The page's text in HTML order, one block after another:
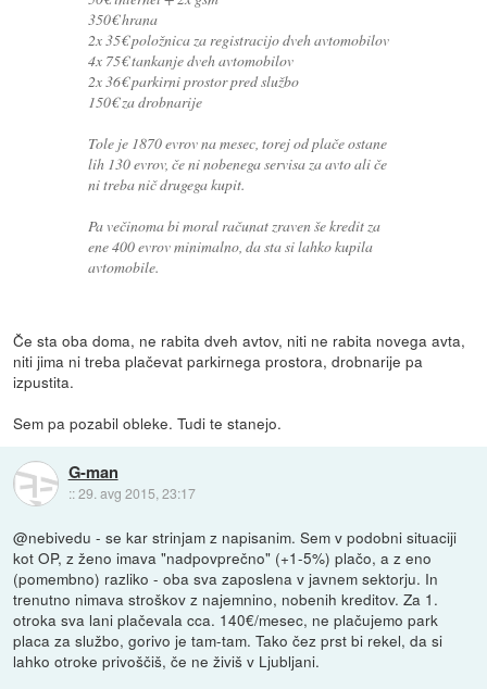
350€ hrana
2x 35€ položnica za registracijo dveh avtomobilov
4x 75€ tankanje dveh avtomobilov
2x 36€ parkirni prostor pred službo
150€ za drobnarije
Tole je 1870 evrov na mesec, torej od plače ostane
lih 130 evrov, če ni nobenega servisa za avto ali če
ni treba nič drugega kupit.
Pa večinoma bi moral računat zraven še kredit za
ene 400 evrov minimalno, da sta si lahko kupila
avtomobile.
Če sta oba doma, ne rabita dveh avtov, niti ne rabita novega avta,
niti jima ni treba plačevat parkirnega prostora, drobnarije pa
izpustita.
Sem pa pozabil obleke. Tudi te stanejo.
G-man
::29. avg 2015, 23:17
@nebivedu - se kar strinjam z napisanim. Sem v podobni situaciji
kot OP, z ženo imava "nadpovprečno" (+1-5%) plačo, a z eno
(pomembno) razliko - oba sva zaposlena v javnem sektorju. In
trenutno nimava stroškov z najemnino, nobenih kreditov. Za 1.
otroka sva lani plačevala cca. 140€/mesec, ne plačujemo park
placa za službo, gorivo je tam-tam. Tako čez prst bi rekel, da si
lahko otroke privoščiš, če ne živiš v Ljubljani.